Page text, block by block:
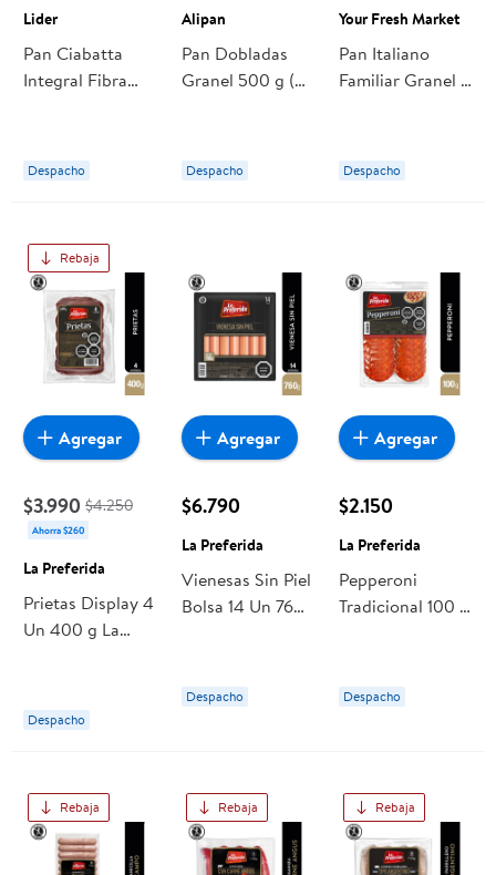
Lider
Pan Ciabatta
Integral Fibra
Despacho
Alipan
Pan Dobladas
Granel 500 g (6
Despacho
Your Fresh Market
Pan Italiano
Familiar Granel 1
Despacho
Rebaja
$3.990 $4.250
Ahorra $260
La Preferida
Prietas Display 4
Un 400 g La
Despacho
Agregar
$6.790
La Preferida
Vienesas Sin Piel
Bolsa 14 Un 760
Despacho
Agregar
$2.150
La Preferida
Pepperoni
Tradicional 100 g
Despacho
Agregar
Rebaja Rebaja Rebaja